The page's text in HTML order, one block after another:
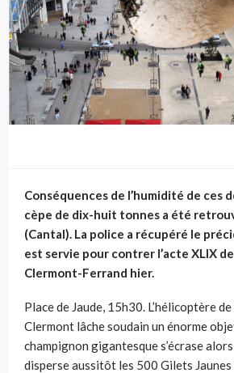
Conséquences de l’humidité de ces
cèpe de dix-huit tonnes a été
(Cantal). La police a récupéré le
est servie pour contrer l’acte XLIX
Clermont-Ferrand hier.
Place de Jaude, 15h30. L’hélicoptère
Clermont lâche soudain un énorme
champignon gigantesque s’écrase
disperse aussitôt les 500 Gilets